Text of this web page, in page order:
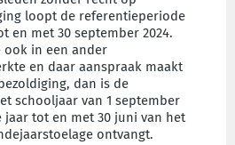
loopt de referentieperiode
en met 30 september 2024.
ook in een ander
en daar aanspraak maakt
dan is de
schooljaar van 1 september
jaar tot en met 30 juni van het
ontvangt.